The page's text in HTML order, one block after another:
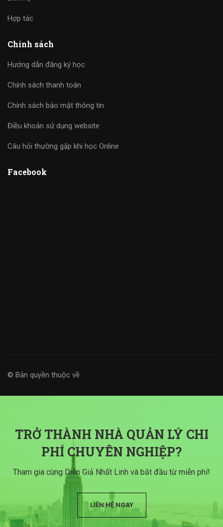
Hợp tác
Chính sách
Hướng dẫn đăng ký học
Chính sách thanh toán
Chính sách bảo mật thông tin
Điều khoản sử dụng website
Câu hỏi thường gặp khi học Online
Facebook
© Bản quyền thuộc về .
TRỞ THÀNH NHÀ QUẢN LÝ CHI
PHÍ CHUYÊN NGHIỆP?
Tham gia cùng Diễn Giả Nhất Linh và bắt đầu từ miễn phí!
LIÊN HỆ NGAY